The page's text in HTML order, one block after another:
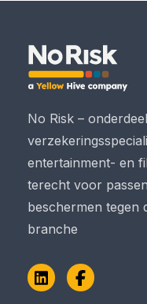
No Risk –
entertainment- en
terecht voor
beschermen tegen
branche
LinkedInFacebook